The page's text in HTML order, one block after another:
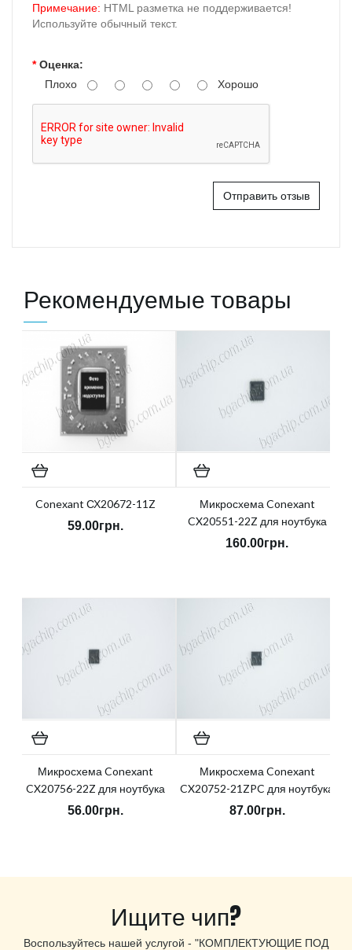
Примечание: HTML разметка не поддерживается!
Используйте обычный текст.
Оценка:
Плохо
Хорошо
Отправить отзыв
Рекомендуемые товары
Conexant СХ20672-11Z
59.00грн.
Микросхема Conexant
CX20551-22Z для ноутбука
160.00грн.
Микросхема Conexant
CX20756-22Z для ноутбука
56.00грн.
Микросхема Conexant
CX20752-21ZPC для ноутбука
87.00грн.
Ищите чип?
Воспользуйтесь нашей услугой - "КОМПЛЕКТУЮЩИЕ ПОД